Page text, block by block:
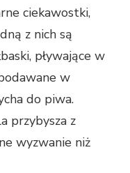
ciekawostki,
z nich są
pływające w
w
do piwa.
przybysza z
wyzwanie niż